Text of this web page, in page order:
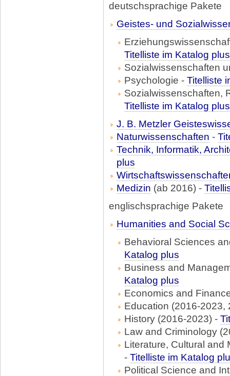
deutschsprachige Pakete
Geistes- und
Titelliste im Katalog plus
Sozialwissenschaften
Psychologie - Titelliste
Sozialwissenschaften,
Titelliste im Katalog plus
J. B. Metzler
Naturwissenschaften -
Technik, Informatik,
plus
Medizin (ab 2016) -
englischsprachige Pakete
Humanities and Social
Behavioral Sciences
Katalog plus
Business and
Katalog plus
Economics and
Education (2016-2023,
History (2016-2023) -
Law and Criminology
Literature, Cultural and
- Titelliste im Katalog
Political Science and